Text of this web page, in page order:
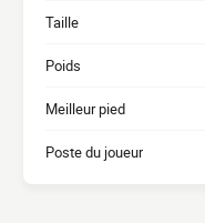
Taille
Poids
Meilleur pied
Poste du joueur